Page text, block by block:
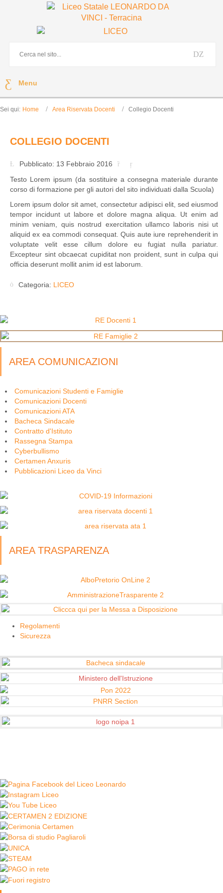
Menu
Sei qui: Home Area Riservata Docenti Collegio Docenti
COLLEGIO DOCENTI
Pubblicato: 13 Febbraio 2016
Testo Lorem ipsum (da sostituire a consegna materiale durante
corso di formazione per gli autori del sito individuati dalla Scuola)
Lorem ipsum dolor sit amet, consectetur adipisci elit, sed eiusmod
tempor incidunt ut labore et dolore magna aliqua. Ut enim ad
minim veniam, quis nostrud exercitation ullamco laboris nisi ut
aliquid ex ea commodi consequat. Quis aute iure reprehenderit in
voluptate velit esse cillum dolore eu fugiat nulla pariatur.
Excepteur sint obcaecat cupiditat non proident, sunt in culpa qui
officia deserunt mollit anim id est laborum.
Categoria: LICEO
AREA COMUNICAZIONI
Comunicazioni Studenti e Famiglie
Comunicazioni Docenti
Comunicazioni ATA
Bacheca Sindacale
Contratto d'Istituto
Rassegna Stampa
Cyberbullismo
Certamen Anxuris
Pubblicazioni Liceo da Vinci
AREA TRASPARENZA
Regolamenti
Sicurezza